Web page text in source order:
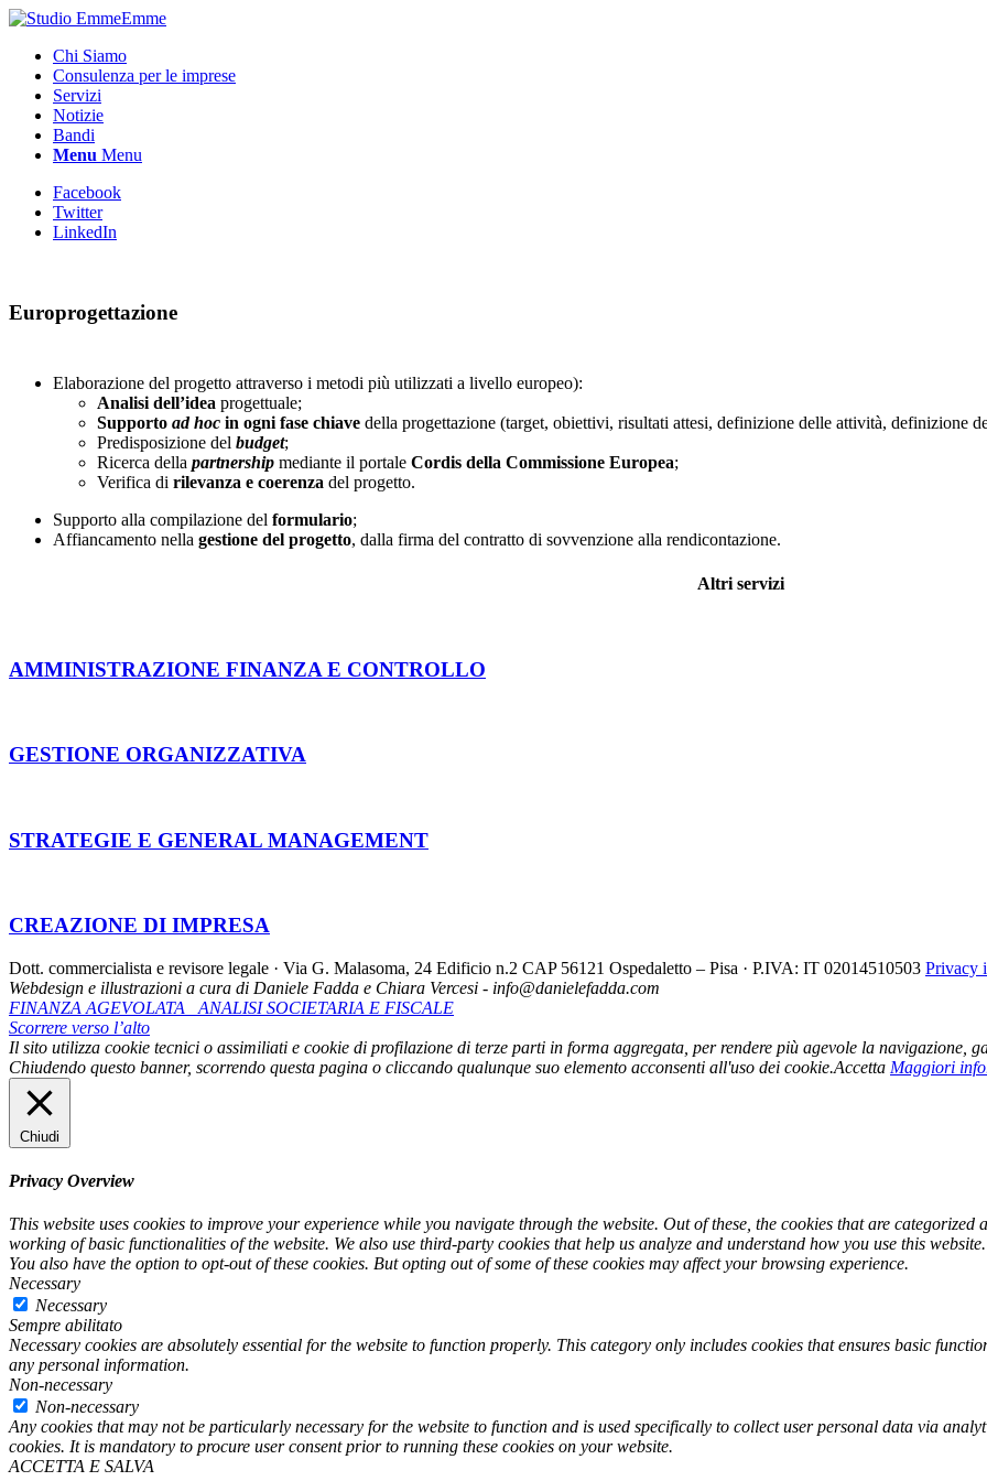
Chi Siamo
Consulenza per le imprese
Servizi
Notizie
Bandi
Menu Menu
Facebook
Twitter
LinkedIn
Europrogettazione
Elaborazione del progetto attraverso i metodi più utilizzati a livello europeo):
Analisi dell’idea progettuale;
Supporto ad hoc in ogni fase chiave della progettazione (target, obiettivi, risultati attesi, definizione delle attività, definizione
Predisposizione del budget;
Ricerca della partnership mediante il portale Cordis della Commissione Europea;
Verifica di rilevanza e coerenza del progetto.
Supporto alla compilazione del formulario;
Affiancamento nella gestione del progetto, dalla firma del contratto di sovvenzione alla rendicontazione.
Altri servizi
AMMINISTRAZIONE FINANZA E CONTROLLO
GESTIONE ORGANIZZATIVA
STRATEGIE E GENERAL MANAGEMENT
CREAZIONE DI IMPRESA
Dott. commercialista e revisore legale · Via G. Malasoma, 24 Edificio n.2 CAP 56121 Ospedaletto – Pisa · P.IVA: IT 02014510503 Privacy
Webdesign e illustrazioni a cura di Daniele Fadda e Chiara Vercesi - info@danielefadda.com
FINANZA AGEVOLATA
ANALISI SOCIETARIA E FISCALE
Scorrere verso l’alto
Il sito utilizza cookie tecnici o assimiliati e cookie di profilazione di terze parti in forma aggregata, per rendere più agevole la navigazione,
Chiudendo questo banner, scorrendo questa pagina o cliccando qualunque suo elemento acconsenti all'uso dei cookie.Accetta Maggiori
Chiudi
Privacy Overview
This website uses cookies to improve your experience while you navigate through the website. Out of these, the cookies that are
working of basic functionalities of the website. We also use third-party cookies that help us analyze and understand how you use this
You also have the option to opt-out of these cookies. But opting out of some of these cookies may affect your browsing experience.
Necessary
Necessary
Sempre abilitato
Necessary cookies are absolutely essential for the website to function properly. This category only includes cookies that ensures basic
any personal information.
Non-necessary
Non-necessary
Any cookies that may not be particularly necessary for the website to function and is used specifically to collect user personal data via
cookies. It is mandatory to procure user consent prior to running these cookies on your website.
ACCETTA E SALVA